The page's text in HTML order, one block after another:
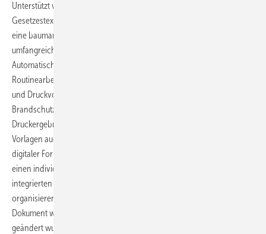
Unterstützt werden Anwender auch durch ausgewählte
Gesetzestexte, Mustervorschriften, Richtlinien und Arbeitshilfen. Über
eine baumartige Gliederungsstruktur finden sich Anwender auch in
umfangreichen Brandschutzordnungs-Dokumenten zurecht.
Automatisch erstellte Inhaltsverzeichnisse sparen Zeit und machen
Routinearbeiten überflüssig. An der DIN 14096 orientierte Layout-
und Druckvorlagen ermöglichen eine normenkonforme Ausgabe von
Brandschutzordnungs-Dokumenten. Eine Vorschaufunktion zeigt das
Druckergebnis vor dem Ausdruck an. Darüber hinaus können alle
Vorlagen auch dupliziert und individuell angepasst werden. In
digitaler Form können Brandschutz-Dokumente als PDF-Dateien über
einen individuellen E-Mail-Verteiler versandt werden. Mit der
integrierten Projekt- und Nutzerverwaltung lassen sich Projekte
organisieren und individuelle Nutzerrechte vergeben. Änderungen im
Dokument werden automatisch dokumentiert, Vergleiche zeigen, was
geändert wurde.